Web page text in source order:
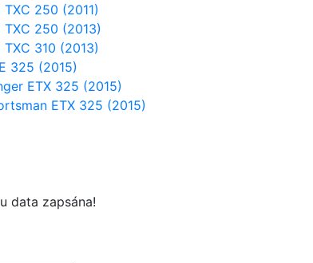
250 (2011)
TXC 250 (2013)
310 (2013)
325 (2015)
ETX 325 (2015)
ETX 325 (2015)
data zapsána!